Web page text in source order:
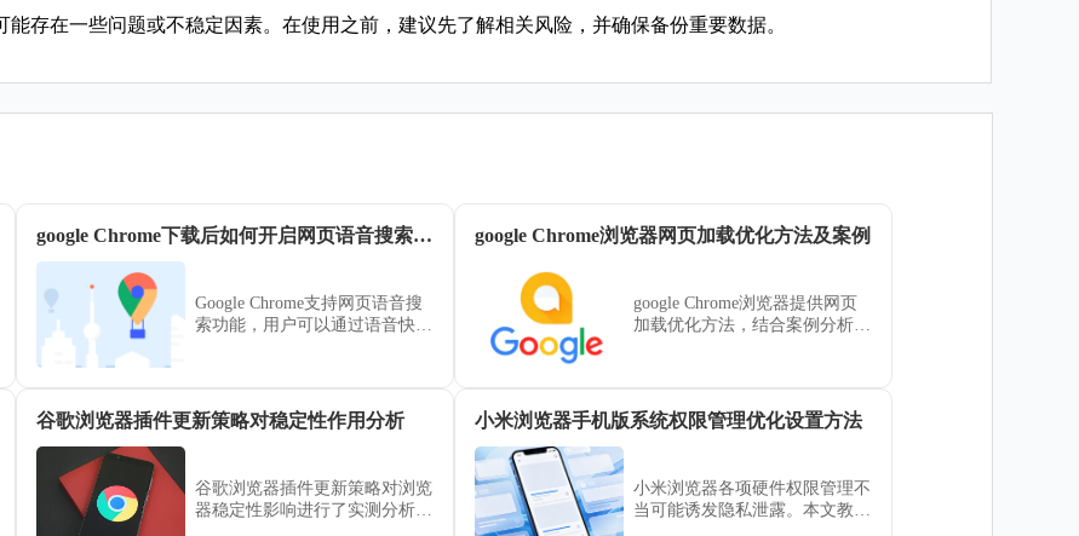
能存在一些问题或不稳定因素。在使用之前，建议先了解相关风险，并确保备份重要数据。
google Chrome下载后如何开启网页语音搜索功能
Google Chrome支持网页语音搜
索功能，用户可以通过语音快速
google Chrome浏览器网页加载优化方法及案例
google Chrome浏览器提供网页
加载优化方法，结合案例分析，
谷歌浏览器插件更新策略对稳定性作用分析
谷歌浏览器插件更新策略对浏览
器稳定性影响进行了实测分析，
小米浏览器手机版系统权限管理优化设置方法
小米浏览器各项硬件权限管理不
当可能诱发隐私泄露。本文教您